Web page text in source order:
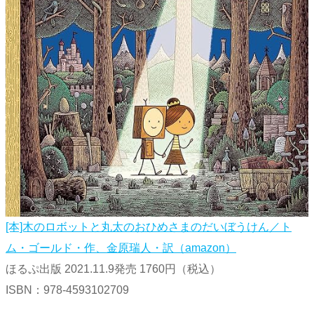
[本]木のロボットと丸太のおひめさまのだいぼうけん／ト
ム・ゴールド・作、金原瑞人・訳（amazon）
ほるぷ出版 2021.11.9発売 1760円（税込）
ISBN：978-4593102709